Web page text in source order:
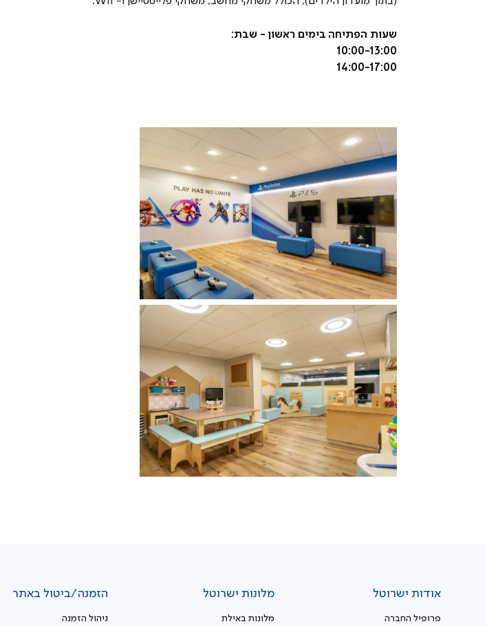
שעות הפתיחה בימים ראשון - שבת:
10:00-13:00
14:00-17:00
אודות ישרוטל
פרופיל החברה
מלונות ישרוטל
מלונות באילת
הזמנה/ביטול באתר
ניהול הזמנה